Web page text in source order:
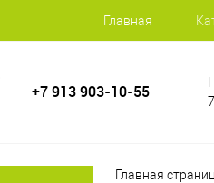
Главная
+7 913 903-10-55
Главная